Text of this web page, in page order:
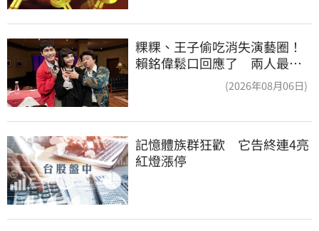
粿粿、王子偷吃消失演藝圈！
賴銘偉鬆口回應了 兩人最新
(2026年08月06日)
記憶體族群狂歡　它告終連4亮
紅燈漲停